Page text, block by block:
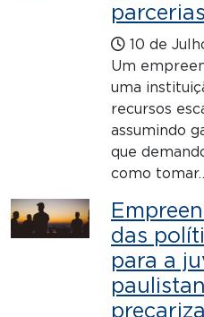
10 de
Um
uma
recursos
assumindo
que
como
das
para a